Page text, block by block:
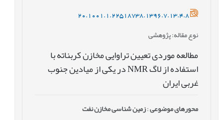
20.1001.1.22518738.1396.7.13.4.8
نوع مقاله: پژوهشی
مطالعه موردی تعیین تراوایی مخازن کربناته با
استفاده از لاگ NMR در یکی از میادین جنوب
غربی ایران
محورهای موضوعی:زمین شناسی مخازن نفت